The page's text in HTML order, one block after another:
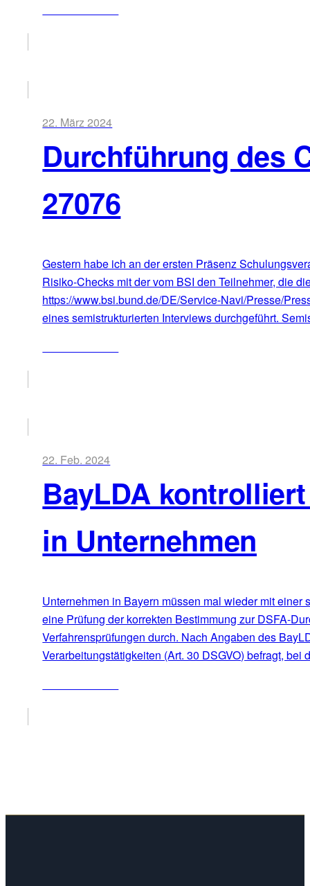
22. März 2024
Durchführung des
27076
Gestern habe ich an der ersten Präsenz
Risiko-Checks mit der vom BSI den Teilnehmer, die
https://www.bsi.bund.de/DE/Service-Navi/Presse/
eines semistrukturierten Interviews durchgeführt.
22. Feb. 2024
BayLDA
in Unternehmen
Unternehmen in Bayern müssen mal wieder mit
eine Prüfung der korrekten Bestimmung zur DSFA-
Verfahrensprüfungen durch. Nach Angaben des
Verarbeitungstätigkeiten (Art. 30 DSGVO) befragt,